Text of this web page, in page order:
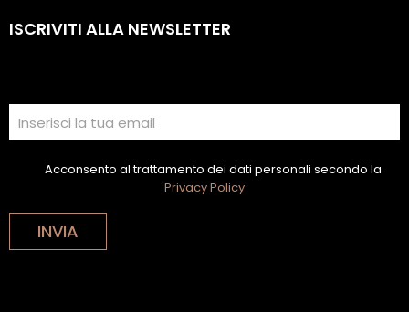
ISCRIVITI ALLA NEWSLETTER
Acconsento al trattamento dei dati personali secondo la
Privacy Policy
INVIA